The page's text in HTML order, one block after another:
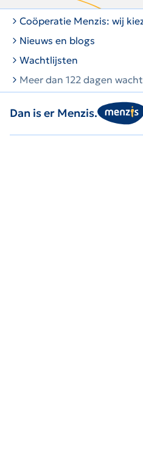
zocht?
Coöperatie Menzis: wij
Nieuws en blogs
Wachtlijsten
Meer dan 122 dagen
Dan is er Menzis.